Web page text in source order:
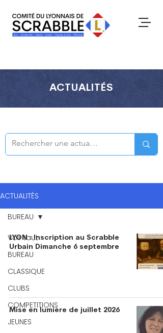
ACTUALITÉS
ACTUALITÉS
Voir tout
BUREAU
CLASSIQUE
CLUBS
COMPETITIONS
JEUNES
BUREAU
LYON : Inscription au Scrabble
Urbain Dimanche 6 septembre
Mise en lumière de juillet 2026